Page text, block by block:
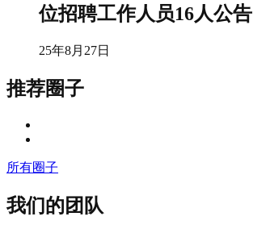
位招聘工作人员16人公告
25年8月27日
推荐圈子
所有圈子
我们的团队